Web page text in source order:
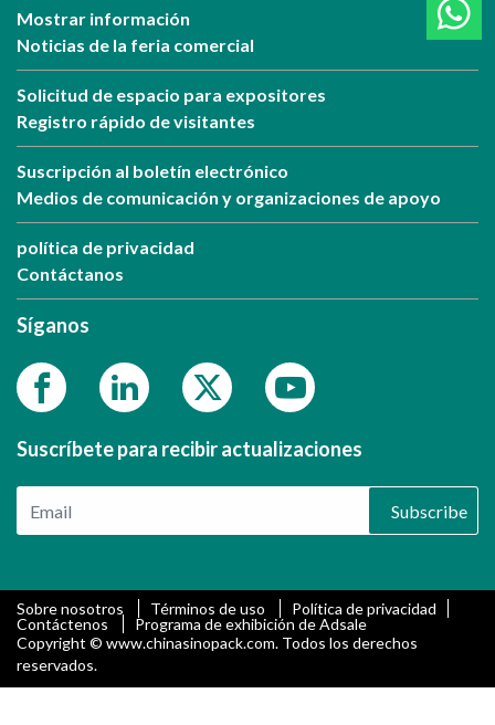
Mostrar información
Noticias de la feria comercial
Solicitud de espacio para expositores
Registro rápido de visitantes
Suscripción al boletín electrónico
Medios de comunicación y organizaciones de apoyo
política de privacidad
Contáctanos
Síganos
Suscríbete para recibir actualizaciones
Subscribe
Sobre nosotros Términos de uso
Política de privacidad
Contáctenos
Programa de exhibición de Adsale
Copyright © www.chinasinopack.com. Todos los derechos
reservados.